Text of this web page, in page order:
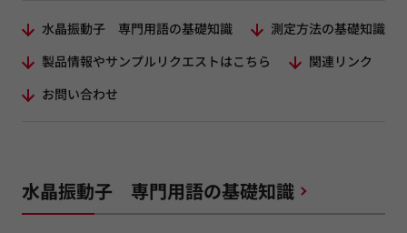
水晶振動子 専門用語の基礎知識
測定方法の基礎知識
製品情報やサンプルリクエストはこちら
関連リンク
お問い合わせ
水晶振動子 専門用語の基礎知識